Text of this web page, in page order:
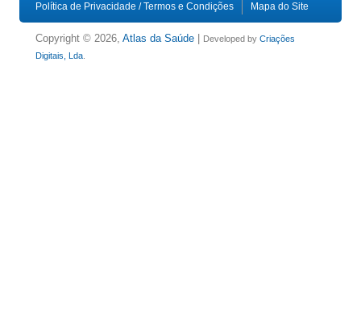
Política de Privacidade / Termos e Condições
Mapa do Site
Copyright © 2026, Atlas da Saúde Developed by Criações
Digitais, Lda